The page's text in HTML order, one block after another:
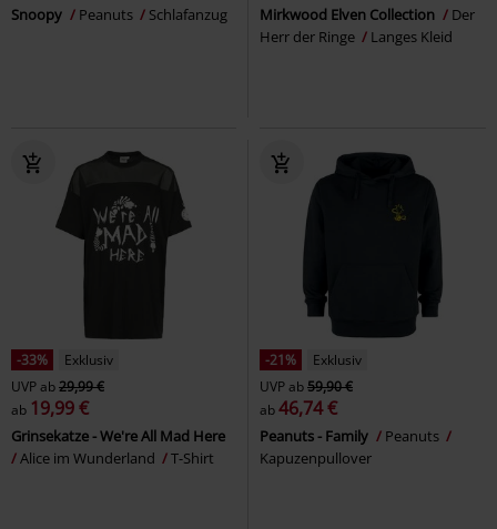
Snoopy Peanuts Schlafanzug Mirkwood Elven Collection
Der
Herr der Ringe
Langes Kleid
-33%
Exklusiv
UVPab29,99 €
ab 19,99 €
Grinsekatze - We're All Mad Here
Alice im Wunderland
T-Shirt
-21%
Exklusiv
UVPab59,90 €
ab46,74 €
Peanuts - Family
Peanuts
Kapuzenpullover